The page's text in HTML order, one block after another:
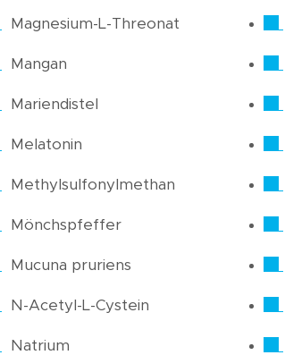
Magnesium-L-Threonat
Mangan
Mariendistel
Melatonin
Methylsulfonylmethan
Mönchspfeffer
Mucuna pruriens
N-Acetyl-L-Cystein
Natrium